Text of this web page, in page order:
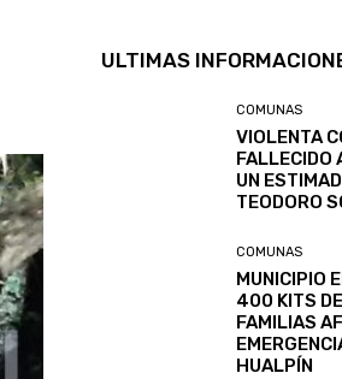
ULTIMAS
COMUNAS
VIOLENTA
FALLECIDO
UN
TEODORO
COMUNAS
MUNICIPIO
400 KITS
FAMILIAS
HUALPÍN